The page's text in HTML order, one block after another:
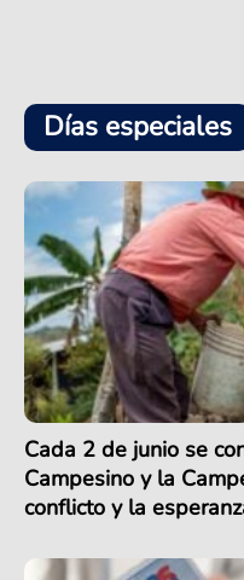
Días especiales
Cada 2 de junio se
Campesino y la
conflicto y la